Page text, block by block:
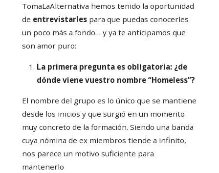
TomaLaAlternativa hemos tenido la oportunidad
de entrevistarlespara que puedas conocerles
un poco más a fondo… y ya te anticipamos que
son amor puro:
La primera pregunta es obligatoria: ¿de
dónde viene vuestro nombre “Homeless”?
El nombre del grupo es lo único que se mantiene
desde los inicios y que surgió en un momento
muy concreto de la formación. Siendo una banda
cuya nómina de ex miembros tiende a infinito,
nos parece un motivo suficiente para
mantenerlo